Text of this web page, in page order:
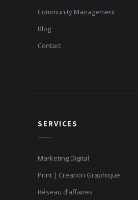
Community Management
Blog
Contact
SERVICES
Marketing Digital
Print | Creation Graphique
Réseau d’affaires